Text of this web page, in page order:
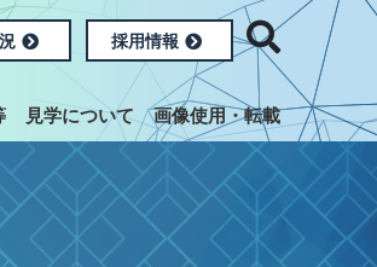
採用情報
見学について 画像使用・転載